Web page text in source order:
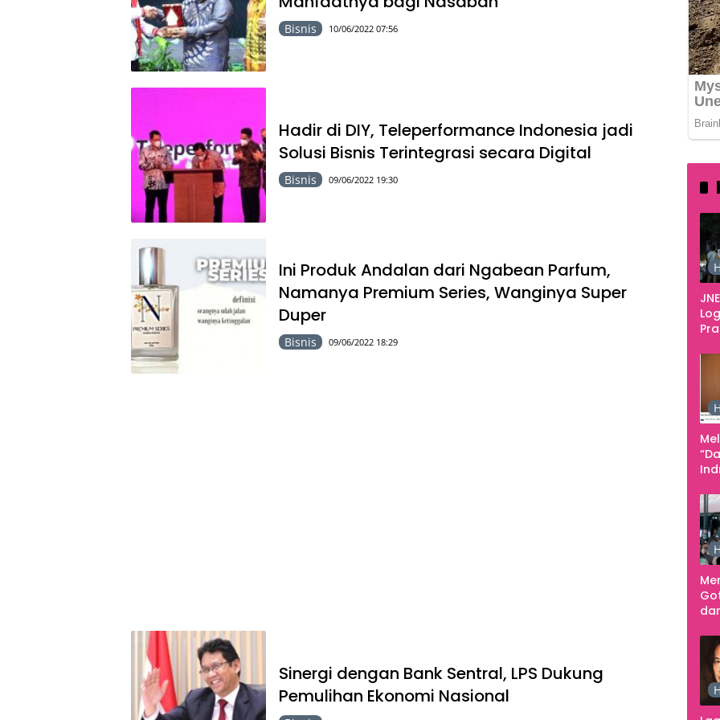
Bisnis 10/06/2022 07:56
Hadir di DIY, Teleperformance Indonesia jadi
Solusi Bisnis Terintegrasi secara Digital
Bisnis 09/06/2022 19:30
Ini Produk Andalan dari Ngabean Parfum,
Namanya Premium Series, Wanginya Super
Duper
Bisnis 09/06/2022 18:29
Sinergi dengan Bank Sentral, LPS Dukung
Pemulihan Ekonomi Nasional